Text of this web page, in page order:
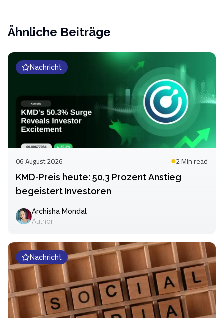
Ähnliche Beiträge
Nachricht
06 August 2026 2 Minread
KMD-Preis heute: 50,3 Prozent Anstieg
begeistert Investoren
Archisha Mondal
Author
Nachricht